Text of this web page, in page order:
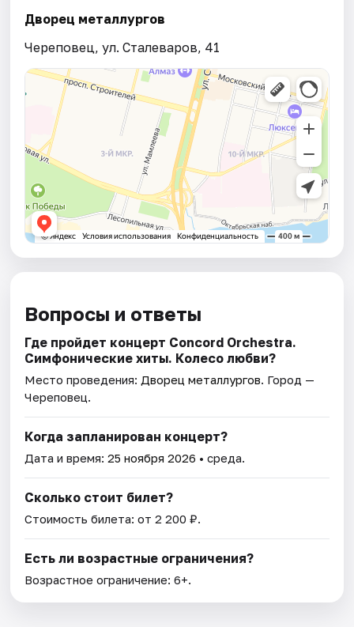
Дворец металлургов
Череповец, ул. Сталеваров, 41
Вопросы и ответы
Где пройдет концерт Concord Orchestra.
Симфонические хиты. Колесо любви?
Место проведения: Дворец металлургов. Город —
Череповец.
Когда запланирован концерт?
Дата и время:25 ноября 2026 • среда.
Сколько стоит билет?
Стоимость билета: от 2 200 ₽.
Есть ли возрастные ограничения?
Возрастное ограничение: 6+.